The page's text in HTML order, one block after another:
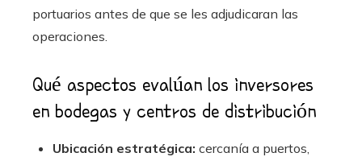
portuarios antes de que se les adjudicaran las
operaciones.
Qué aspectos evalúan los inversores
en bodegas y centros de distribución
Ubicación estratégica: cercanía a puertos,